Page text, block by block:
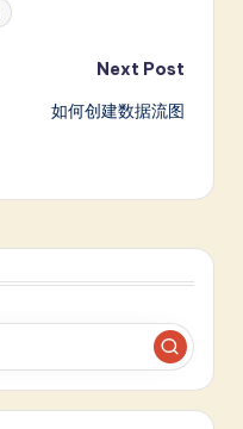
Next Post
如何创建数据流图